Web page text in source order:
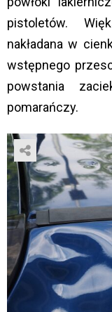
pistoletów.
nakładana w
wstępnego
powstania
pomarańczy.